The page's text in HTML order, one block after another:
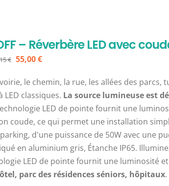
– Réverbère LED avec
€ Le
initial
était :
69,15 €.
55,00€Le
actuel
est :
55,00 €.
le chemin, la rue, les allées des
LED classiques. La source lumineuse est
LED de pointe fournit une
coude, ce qui permet une installation
d'une puissance de 50W avec une
en aluminium gris, Étanche IP65.
LED de pointe fournit une luminosité
parc des résidences séniors, hôpitaux.